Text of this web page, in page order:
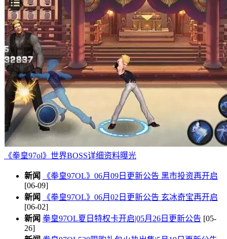
《拳皇97ol》世界BOSS详细资料曝光
新闻
《拳皇97OL》06月09日更新公告 黑市投资再开启
[06-09]
新闻
《拳皇97OL》06月02日更新公告 玄冰奇宝再开启
[06-02]
新闻 拳皇97OL夏日特权卡开启|05月26日更新公告 [05-
26]